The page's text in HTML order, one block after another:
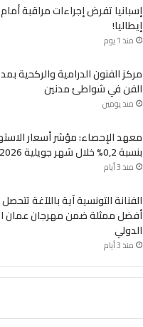
إسبانيا تفرض إجراءات مراقبة
إيطاليا!
منذ 1 يوم
مركز الفنون الدرامية والركحية
الفن في شواطئ مدنين
منذ يومين
معهد الإحصاء: مؤشر أسعار
بنسبة 0,2% خلال شهر جويلية 2026
منذ 3 أيام
الفنانة التونسية آية باللآغة
أفضل ممثلة ضمن مهرجان عمان
الدولي
منذ 3 أيام